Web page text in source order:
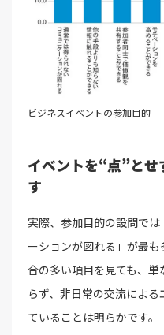
ビジネスイベントの参加目的
イベントを“点”と
す
実際、参加目的の設問で
ーションが図れる」が最
合の多い項目を見ても、
らず、非日常の交流によ
ていることは明らかです。